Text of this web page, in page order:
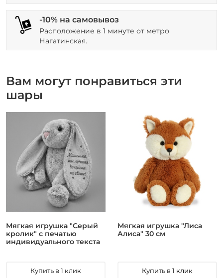
-10% на самовывоз
Расположение в 1 минуте от метро
Нагатинская.
Вам могут понравиться эти
шары
Мягкая игрушка "Серый
кролик" с печатью
индивидуального текста
Купить в 1 клик
Мягкая игрушка "Лиса
Алиса" 30 см
Купить в 1 клик